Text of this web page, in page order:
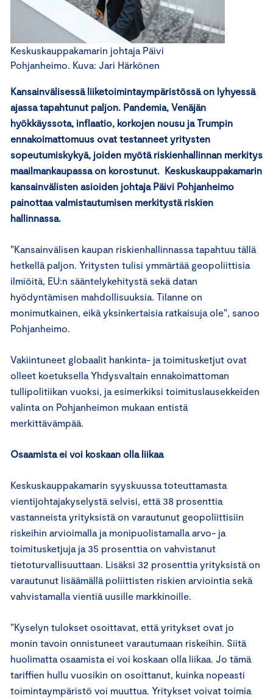
Keskuskauppakamarin johtaja Päivi
Pohjanheimo. Kuva: Jari Härkönen
Kansainvälisessä liiketoimintaympäristössä on lyhyessä
ajassa tapahtunut paljon. Pandemia, Venäjän
hyökkäyssota, inflaatio, korkojen nousu ja Trumpin
ennakoimattomuus ovat testanneet yritysten
sopeutumiskykyä, joiden myötä riskienhallinnan merkitys
maailmankaupassa on korostunut. Keskuskauppakamarin
kansainvälisten asioiden johtaja Päivi Pohjanheimo
painottaa valmistautumisen merkitystä riskien
hallinnassa.
”Kansainvälisen kaupan riskienhallinnassa tapahtuu tällä
hetkellä paljon. Yritysten tulisi ymmärtää geopoliittisia
ilmiöitä, EU:n sääntelykehitystä sekä datan
hyödyntämisen mahdollisuuksia. Tilanne on
monimutkainen, eikä yksinkertaisia ratkaisuja ole”, sanoo
Pohjanheimo.
Vakiintuneet globaalit hankinta- ja toimitusketjut ovat
olleet koetuksella Yhdysvaltain ennakoimattoman
tullipolitiikan vuoksi, ja esimerkiksi toimituslausekkeiden
valinta on Pohjanheimon mukaan entistä
merkittävämpää.
Osaamista ei voi koskaan olla liikaa
Keskuskauppakamarin syyskuussa toteuttamasta
vientijohtajakyselystä selvisi, että 38 prosenttia
vastanneista yrityksistä on varautunut geopoliittisiin
riskeihin arvioimalla ja monipuolistamalla arvo- ja
toimitusketjuja ja 35 prosenttia on vahvistanut
tietoturvallisuuttaan. Lisäksi 32 prosenttia yrityksistä on
varautunut lisäämällä poliittisten riskien arviointia sekä
vahvistamalla vientiä uusille markkinoille.
”Kyselyn tulokset osoittavat, että yritykset ovat jo
monin tavoin onnistuneet varautumaan riskeihin. Siitä
huolimatta osaamista ei voi koskaan olla liikaa. Jo tämä
tariffien hullu vuosikin on osoittanut, kuinka nopeasti
toimintaympäristö voi muuttua. Yritykset voivat toimia